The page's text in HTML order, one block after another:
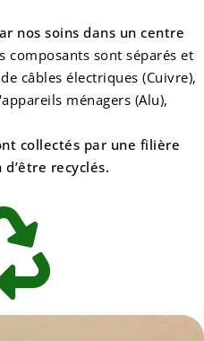
nos soins dans un centre
composants sont séparés et
câbles électriques (Cuivre),
ménagers (Alu),
collectés par une filière
recyclés.